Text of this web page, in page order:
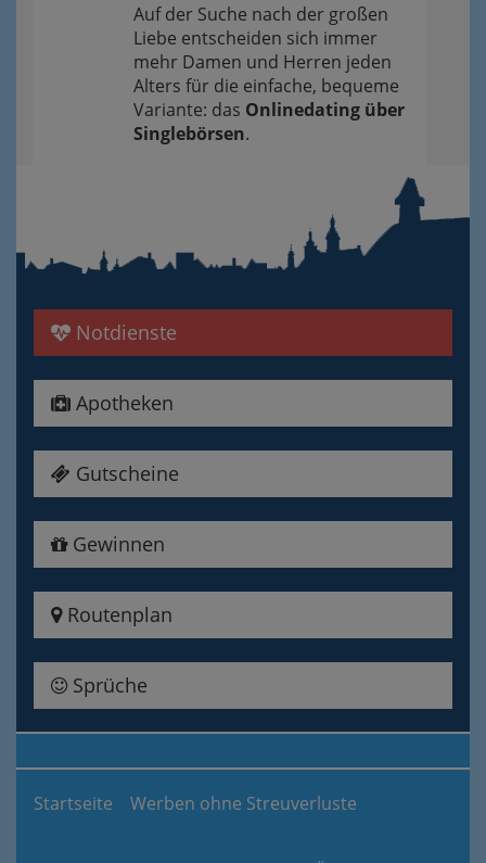
Auf der Suche nach der großen
Liebe entscheiden sich immer
mehr Damen und Herren jeden
Alters für die einfache, bequeme
Variante: das Onlinedating über
Singlebörsen.
Notdienste
Apotheken
Gutscheine
Gewinnen
Routenplan
Sprüche
Startseite Werben ohne Streuverluste